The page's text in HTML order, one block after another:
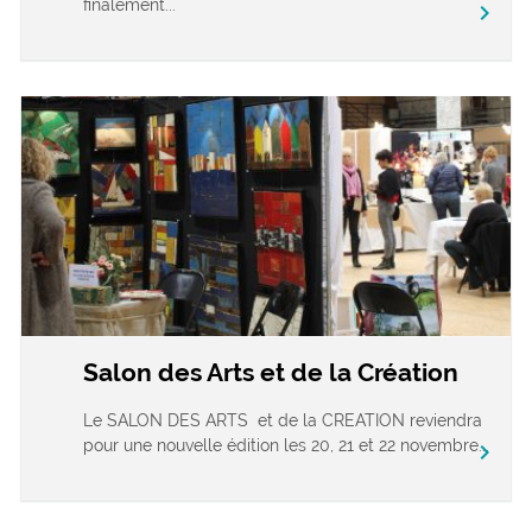
finalement... chevron_right
Salon des Arts et de la Création
Le SALON DES ARTS et de la CREATION reviendra
pour une nouvelle édition les 20, 21 et 22 novembre...
chevron_right